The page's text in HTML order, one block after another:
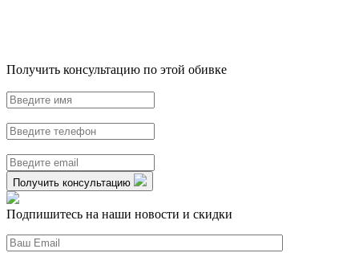
Получить консультацию по этой обивке
Получить консультацию
Подпишитесь на наши новости и скидки